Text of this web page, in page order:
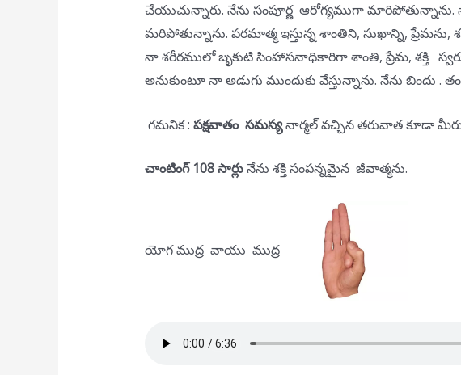
చేయుచున్నారు. నేను సంపూర్ణ ఆరోగ్యముగా మారిపోతున్నాను.
మరిపోతున్నాను. పరమాత్మ ఇస్తున్న శాంతిని, సుఖాన్ని, ప్రేమను,
నా శరీరములో బృకుటి సింహాసనాధికారిగా శాంతి, ప్రేమ, శక్తి
అనుకుంటూ నా అడుగు ముందుకు వేస్తున్నాను. నేను బిందు .
గమనిక : పక్షవాతంసమస్యనార్మల్ వచ్చిన తరువాత కూడా
చాంటింగ్ 108 సార్లునేను శక్తి సంపన్నమైన జీవాత్మను.
యోగ ముద్ర వాయు ముద్ర